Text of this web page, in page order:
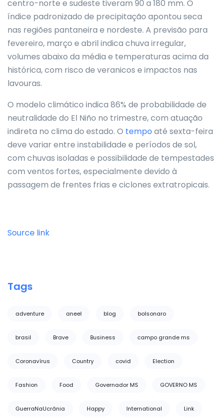
centro-norte e sudeste tiveram 90 a 180 mm. O
índice padronizado de precipitação apontou seca
nas regiões pantaneira e nordeste. A previsão para
fevereiro, março e abril indica chuva irregular,
volumes abaixo da média e temperaturas acima da
histórica, com risco de veranicos e impactos nas
lavouras.
O modelo climático indica 86% de probabilidade de
neutralidade do El Niño no trimestre, com atuação
indireta no clima do estado. O tempo até sexta-feira
deve variar entre instabilidade e períodos de sol,
com chuvas isoladas e possibilidade de tempestades
com ventos fortes, especialmente devido à
passagem de frentes frias e ciclones extratropicais.
Source link
Tags
adventure aneel blog bolsonaro
brasil Brave Business campo grande ms
Coronavírus Country covid Election
Fashion Food Governador MS GOVERNO MS
GuerraNaUcrânia Happy International Link